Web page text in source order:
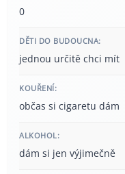
0
DĚTI DO BUDOUCNA:
jednou určitě chci mít
KOUŘENÍ:
občas si cigaretu dám
ALKOHOL:
dám si jen výjimečně